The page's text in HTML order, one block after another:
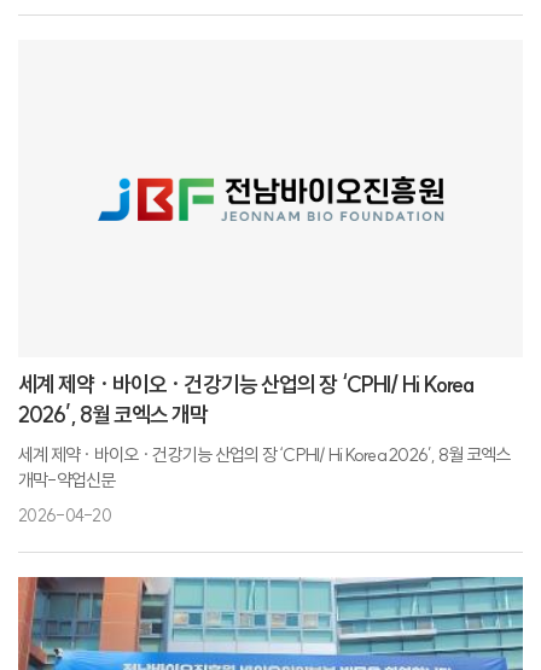
전남바이오진흥원, 소아암 환아 돕기 성금 전달-핀포인트
세계 제약 · 바이오 · 건강기능 산업의 장 ‘CPHI/ Hi Korea
2026’, 8월 코엑스 개막
세계 제약 · 바이오 · 건강기능 산업의 장 ‘CPHI/ Hi Korea 2026’, 8월 코엑스
개막-약업신문
2026-04-20